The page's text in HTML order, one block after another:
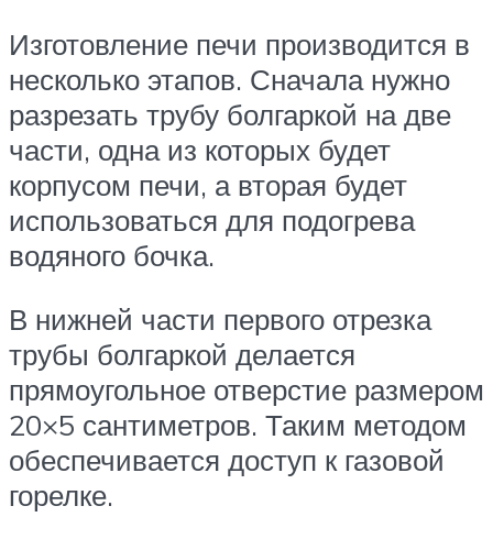
Изготовление печи производится в
несколько этапов. Сначала нужно
разрезать трубу болгаркой на две
части, одна из которых будет
корпусом печи, а вторая будет
использоваться для подогрева
водяного бочка.
В нижней части первого отрезка
трубы болгаркой делается
прямоугольное отверстие размером
20×5 сантиметров. Таким методом
обеспечивается доступ к газовой
горелке.